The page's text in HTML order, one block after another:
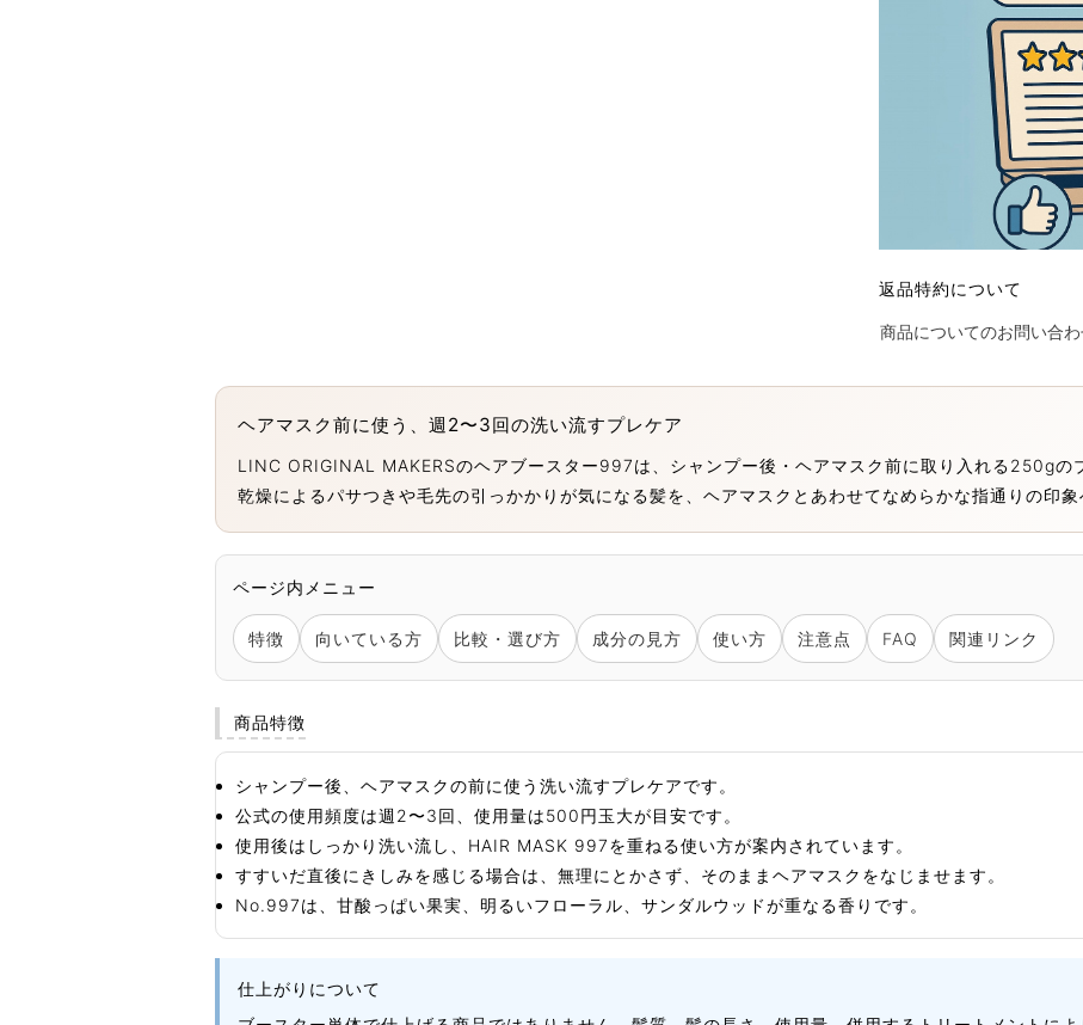
返品特約について
商品についてのお問い合
ヘアマスク前に使う、週2〜3回の洗い流すプレケア
LINC ORIGINAL MAKERSのヘアブースター997は、シャンプー後・ヘアマスク前に取り入れる250gの
乾燥によるパサつきや毛先の引っかかりが気になる髪を、ヘアマスクとあわせてなめらかな指通りの印象
ページ内メニュー
特徴 向いている方 比較・選び方 成分の見方 使い方 注意点 FAQ 関連リンク
商品特徴
シャンプー後、ヘアマスクの前に使う洗い流すプレケアです。
公式の使用頻度は週2〜3回、使用量は500円玉大が目安です。
使用後はしっかり洗い流し、HAIR MASK 997を重ねる使い方が案内されています。
すすいだ直後にきしみを感じる場合は、無理にとかさず、そのままヘアマスクをなじませます。
No.997は、甘酸っぱい果実、明るいフローラル、サンダルウッドが重なる香りです。
仕上がりについて